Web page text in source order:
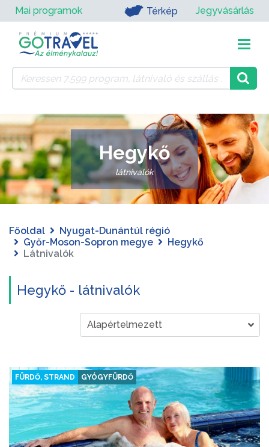
Mai programok Térkép Jegyvásárlás
Hegykő
látnivalók
Főoldal
Nyugat-Dunántúl régió
Győr-Moson-Sopron megye
Hegykő
Látnivalók
Hegykő - látnivalók
FÜRDŐ, STRAND GYÓGYFÜRDŐ